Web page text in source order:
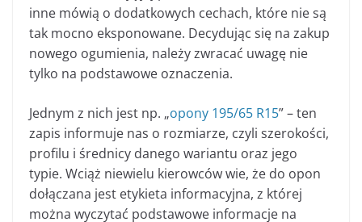
inne mówią o dodatkowych cechach, które nie są
tak mocno eksponowane. Decydując się na zakup
nowego ogumienia, należy zwracać uwagę nie
tylko na podstawowe oznaczenia.
Jednym z nich jest np. „opony 195/65 R15” – ten
zapis informuje nas o rozmiarze, czyli szerokości,
profilu i średnicy danego wariantu oraz jego
typie. Wciąż niewielu kierowców wie, że do opon
dołączana jest etykieta informacyjna, z której
można wyczytać podstawowe informacje na